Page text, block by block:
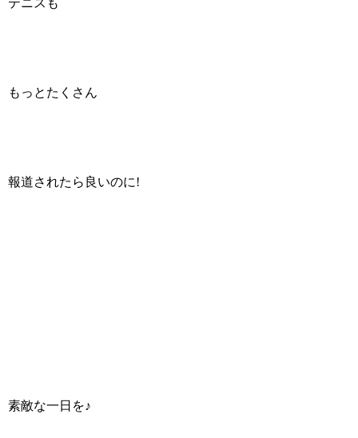
もっとたくさん
報道されたら良いのに!
素敵な一日を♪